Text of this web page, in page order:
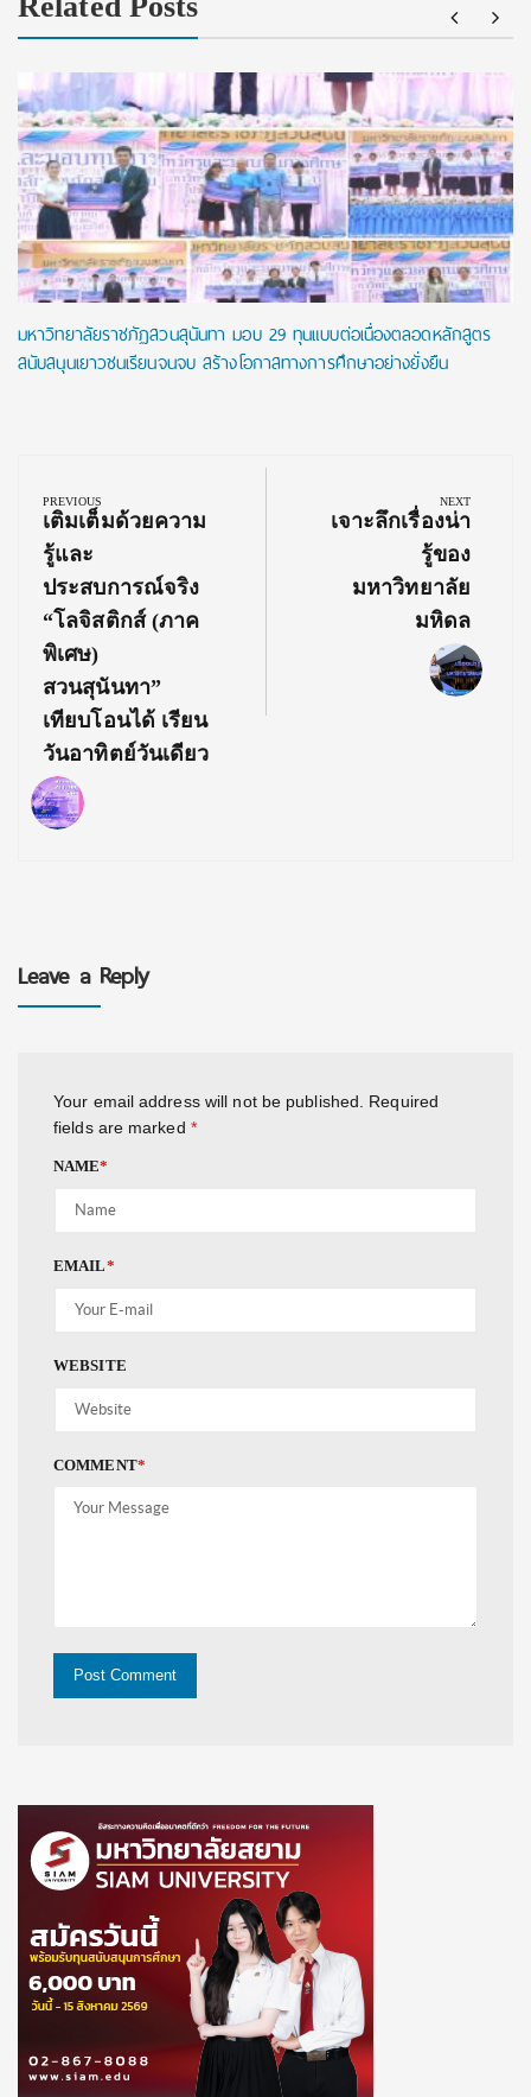
มหาวิทยาลัยราชภัฏสวนสุนันทา มอบ 29 ทุนแบบต่อเนื่องตลอดหลักสูตร
สนับสนุนเยาวชนเรียนจนจบ สร้างโอกาสทางการศึกษาอย่างยั่งยืน
navigation
PREVIOUS
Previous
Post:
เติมเต็มด้วยความ
รู้และ
ประสบการณ์จริง
“โลจิสติกส์ (ภาค
พิเศษ)
สวนสุนันทา”
เทียบโอนได้ เรียน
วันอาทิตย์วันเดียว
NEXT
Next
เจาะลึกเรื่องน่า
รู้ของ
มหาวิทยาลัย
มหิดล
Leave a Reply
Your email address will not be published.
Required
fields are marked *
NAME*
EMAIL*
WEBSITE
COMMENT*